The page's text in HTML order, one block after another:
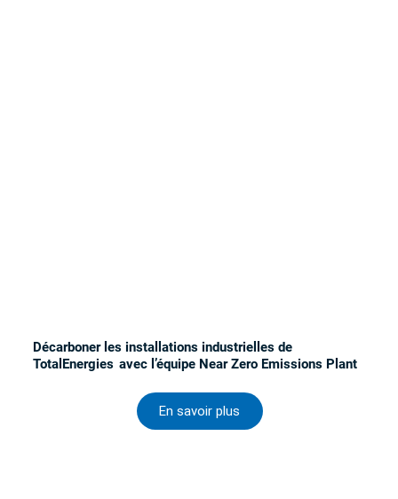
Décarboner les installations industrielles de
TotalEnergies avec l’équipe Near Zero Emissions Plant
En savoir plus